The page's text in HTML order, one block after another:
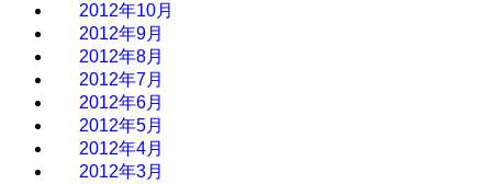
2012年10月
2012年9月
2012年8月
2012年7月
2012年6月
2012年5月
2012年4月
2012年3月